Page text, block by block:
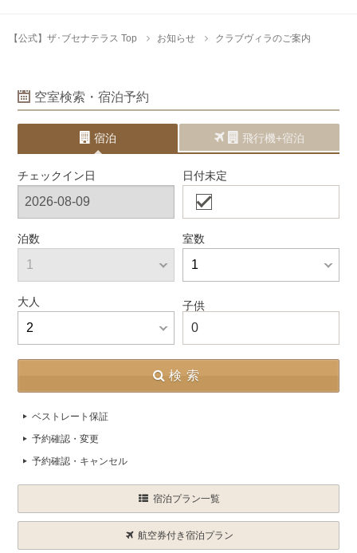
【公式】ザ･ブセナテラス Top お知らせ クラブヴィラのご案内
空室検索・宿泊予約
宿泊 飛行機+宿泊
チェックイン日 日付未定
泊数 室数
大人 子供
0
検索
ベストレート保証
予約確認・変更
予約確認・キャンセル
宿泊プラン一覧
航空券付き宿泊プラン